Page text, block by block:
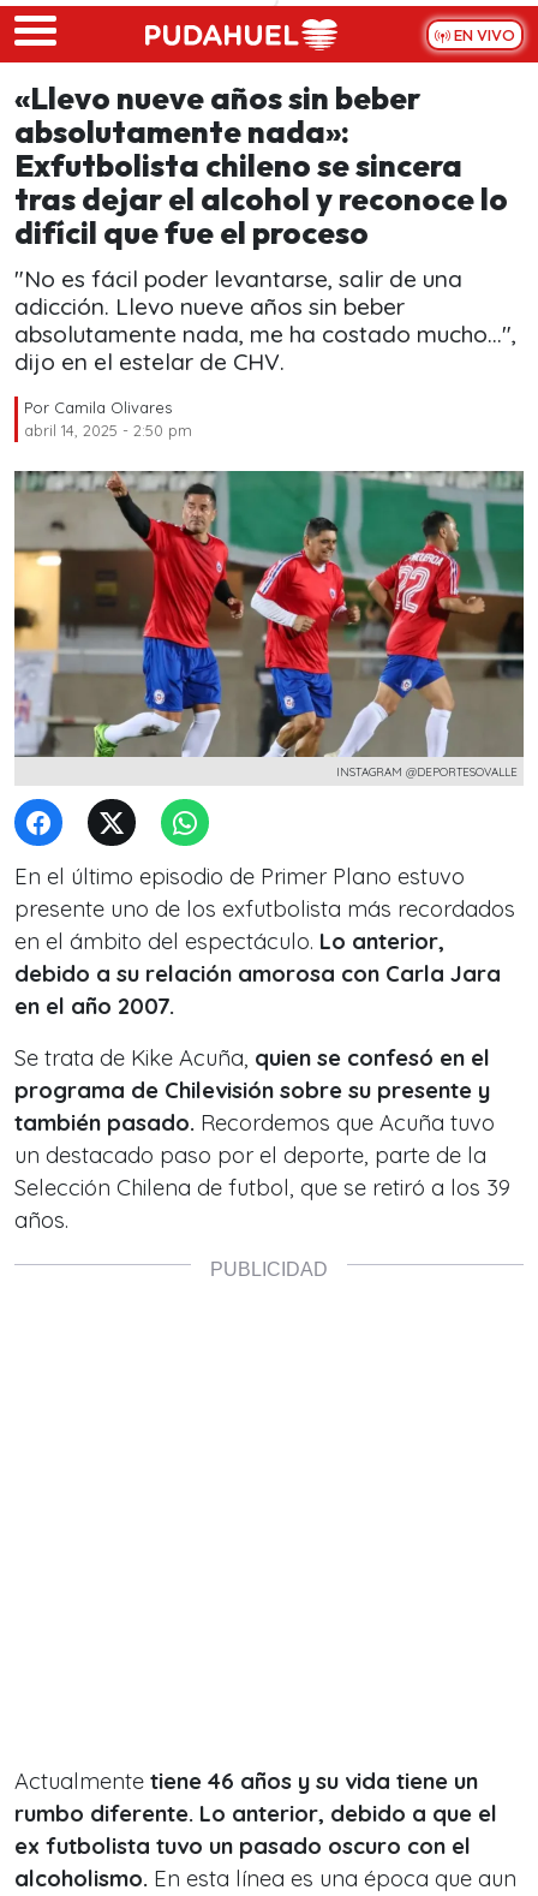
Skip to main content
EN VIVO
«Llevo nueve años sin beber
absolutamente nada»:
Exfutbolista chileno se sincera
tras dejar el alcohol y reconoce lo
difícil que fue el proceso
"No es fácil poder levantarse, salir de una
adicción. Llevo nueve años sin beber
absolutamente nada, me ha costado mucho...",
dijo en el estelar de CHV.
Por Camila Olivares
abril 14, 2025 - 2:50 pm
INSTAGRAM @DEPORTESOVALLE
En el último episodio de Primer Plano estuvo
presente uno de los exfutbolista más recordados
en el ámbito del espectáculo. Lo anterior,
debido a su relación amorosa con Carla Jara
en el año 2007.
Se trata de Kike Acuña, quien se confesó en el
programa de Chilevisión sobre su presente y
también pasado. Recordemos que Acuña tuvo
un destacado paso por el deporte, parte de la
Selección Chilena de futbol, que se retiró a los 39
años.
Actualmente tiene 46 años y su vida tiene un
rumbo diferente. Lo anterior, debido a que el
ex futbolista tuvo un pasado oscuro con el
alcoholismo. En esta línea es una época que aun